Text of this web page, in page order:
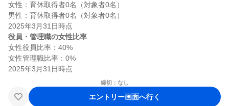
女性：育休取得者0名（対象者0名）
男性：育休取得者0名（対象者0名）
役員・管理職の女性比率
女性役員比率：40%
女性管理職比率：0%
締切：なし
エントリー画面へ行く